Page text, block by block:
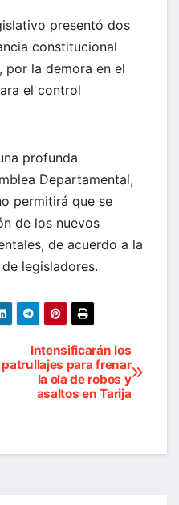
presentó dos
constitucional
por la demora en el
el control
profunda
Departamental,
permitirá que se
de los nuevos
de acuerdo a la
legisladores.
Intensificarán los
patrullajes para frenar
la ola de robos y
asaltos en Tarija